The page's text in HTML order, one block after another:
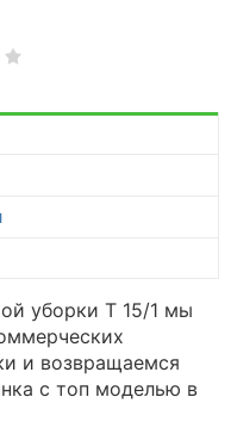
уборки T 15/1 мы
и возвращаемся
с топ моделью в